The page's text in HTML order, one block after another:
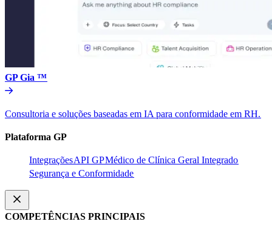
GP Gia ™​​
Consultoria e soluções baseadas em IA para conformidade em RH.​​
Plataforma GP​​
Integrações​​API GP​​Médico de Clínica Geral Integrado​​
Segurança e Conformidade​​
COMPETÊNCIAS PRINCIPAIS​​